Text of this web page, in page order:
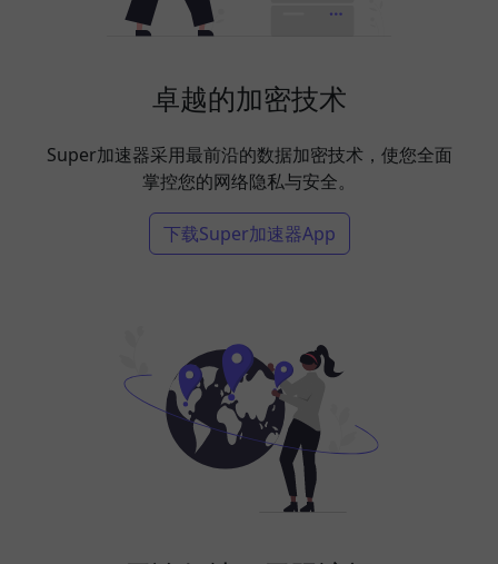
卓越的加密技术
Super加速器采用最前沿的数据加密技术，使您全面
掌控您的网络隐私与安全。
下载Super加速器App